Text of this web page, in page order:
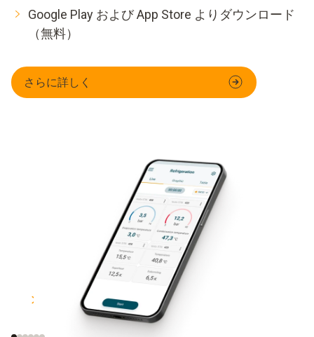
Google Play および App Store よりダウンロード
（無料）
さらに詳しく
スマート測定器対応